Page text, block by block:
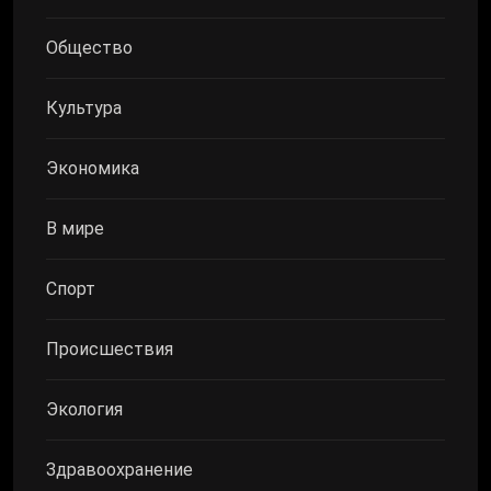
Общество
Культура
Экономика
В мире
Спорт
Происшествия
Экология
Здравоохранение